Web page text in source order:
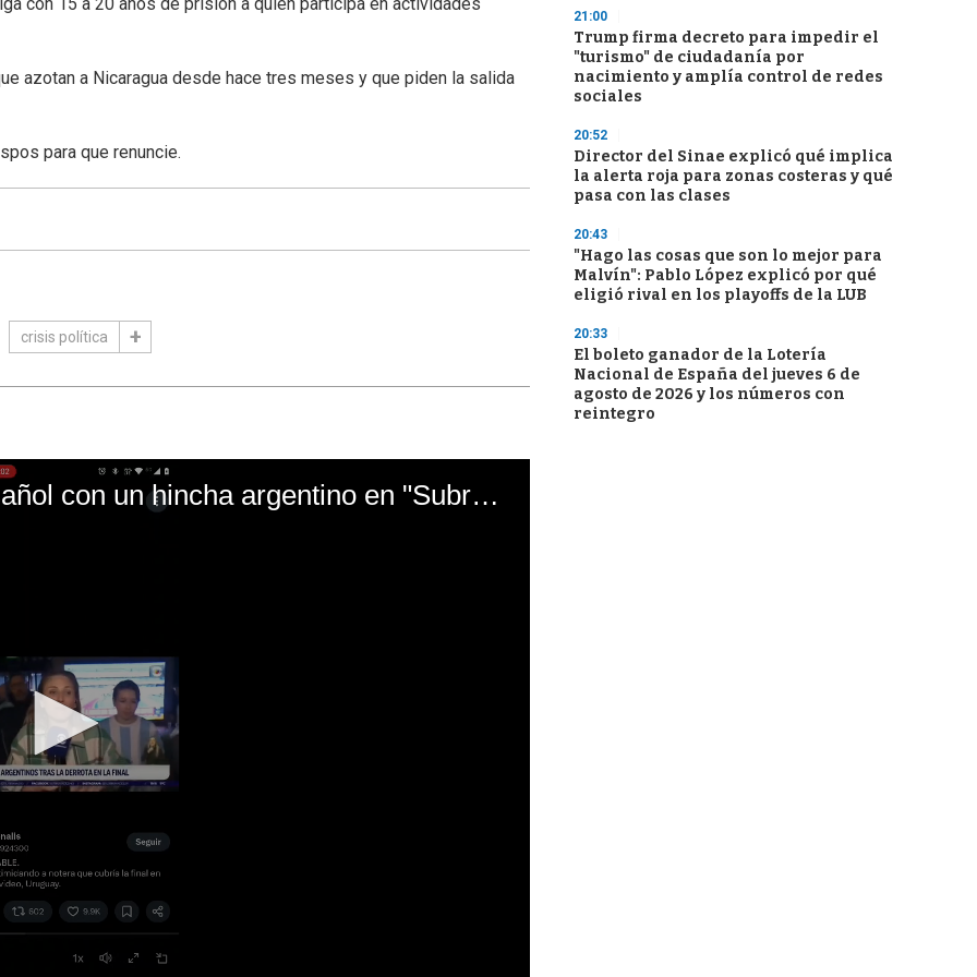
azotan a Nicaragua desde hace tres meses y que piden la salida
para que renuncie.
crisis política
El mal momento de Yanina Gasañol con un hincha argentino en "Subrayado"
21:00
Trump firma decreto para impedir el
"turismo" de ciudadanía por
nacimiento y amplía control de redes
sociales
20:52
Director del Sinae explicó qué implica
la alerta roja para zonas costeras y qué
pasa con las clases
20:43
"Hago las cosas que son lo mejor para
Malvín": Pablo López explicó por qué
eligió rival en los playoffs de la LUB
20:33
El boleto ganador de la Lotería
Nacional de España del jueves 6 de
agosto de 2026 y los números con
reintegro